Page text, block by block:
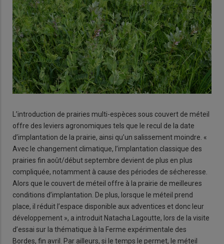
L’introduction de prairies multi-espèces sous couvert de méteil
offre des leviers agronomiques tels que le recul de la date
d’implantation de la prairie, ainsi qu’un salissement moindre. «
Avec le changement climatique, l’implantation classique des
prairies fin août/début septembre devient de plus en plus
compliquée, notamment à cause des périodes de sécheresse.
Alors que le couvert de méteil offre à la prairie de meilleures
conditions d’implantation. De plus, lorsque le méteil prend
place, il réduit l’espace disponible aux adventices et donc leur
développement », a introduit Natacha Lagoutte, lors de la visite
d’essai sur la thématique à la Ferme expérimentale des
Bordes, fin avril. Par ailleurs, si le temps le permet, le méteil